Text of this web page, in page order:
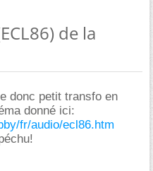
de la
donc petit transfo en
donné ici:
fr/audio/ecl86.htm